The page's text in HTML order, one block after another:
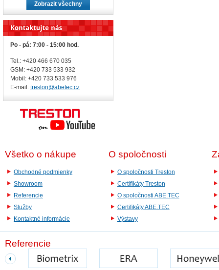
Zobrazit všechny
Po - pá: 7:00 - 15:00 hod.
Tel.: +420 466 670 035
GSM: +420 733 533 932
Mobil: +420 733 533 976
E-mail: treston@abetec.cz
Všetko o nákupe
Obchodné podmienky
Showroom
Referencie
Služby
Kontaktné informácie
O spoločnosti
O spoločnosti Treston
Certifikáty Treston
O spoločnosti ABE.TEC
Certifikáty ABE.TEC
Výstavy
Referencie